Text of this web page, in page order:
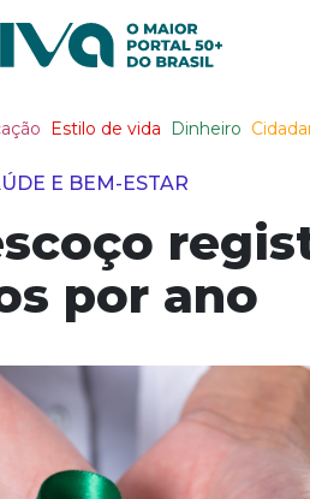
Estilo de vida Dinheiro
E BEM-ESTAR
por ano